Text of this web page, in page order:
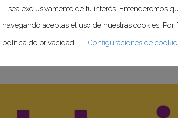
la puerta al conocimiento de
impulsando nuevos estudios
sea exclusivamente de tu interés. Entenderemos
navegando aceptas el uso de nuestras cookies. Por
política de privacidad.
Configuraciones de